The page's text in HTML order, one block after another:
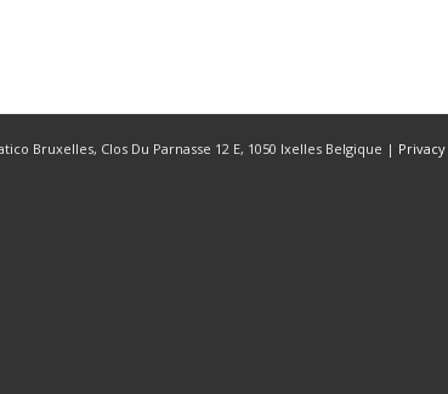
Bruxelles, Clos Du Parnasse 12 E, 1050 Ixelles Belgique |